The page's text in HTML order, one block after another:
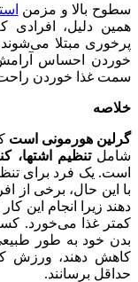
سطوح بالا و مزمن
همین دلیل، افرادی
پرخوری مبتلا
خوردن احساس آرامش
سمت غذا خوردن
خلاصه
گرلین هورمونی است
شاملتنظیم اشتها،
است. یک فرد برای
با این حال، برخی از
دهند زیرا انجام این
کمتر غذا می‌خورد.
بدن خود به طور
کاهش دهند، ورزش
حداقل برسانند.